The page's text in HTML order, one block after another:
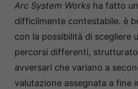
Arc System Works ha fatto
difficilmente contestabile. è
con la possibilità di scegliere
percorsi differenti,
avversari che variano a
valutazione assegnata a fine